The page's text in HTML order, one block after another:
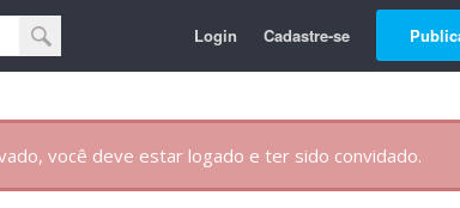
Login Cadastre-se
você deve estar logado e ter sido convidado.